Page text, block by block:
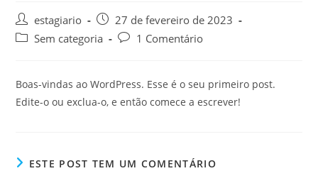
estagiario
27 de fevereiro de 2023
Sem categoria
1 Comentário
Boas-vindas ao WordPress. Esse é o seu primeiro post.
Edite-o ou exclua-o, e então comece a escrever!
ESTE POST TEM UM COMENTÁRIO